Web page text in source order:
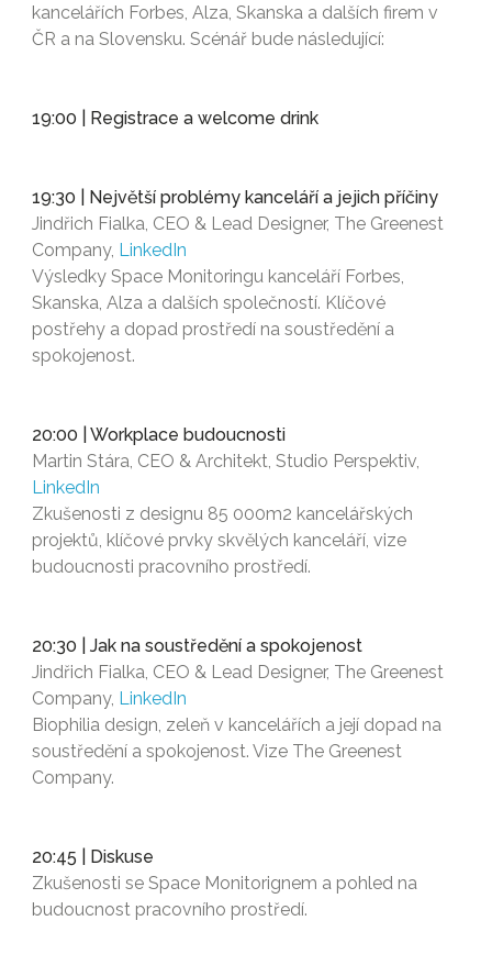
kancelářích Forbes, Alza, Skanska a dalších firem v
ČR a na Slovensku. Scénář bude následující:
19:00 | Registrace a welcome drink
19:30 | Největší problémy kanceláří a jejich příčiny
Jindřich Fialka, CEO & Lead Designer, The Greenest
Company, LinkedIn
Výsledky Space Monitoringu kanceláří Forbes,
Skanska, Alza a dalších společností. Klíčové
postřehy a dopad prostředí na soustředění a
spokojenost.
20:00 | Workplace budoucnosti
Martin Stára, CEO & Architekt, Studio Perspektiv,
LinkedIn
Zkušenosti z designu 85 000m2 kancelářských
projektů, klíčové prvky skvělých kanceláří, vize
budoucnosti pracovního prostředí.
20:30 | Jak na soustředění a spokojenost
Jindřich Fialka, CEO & Lead Designer, The Greenest
Company, LinkedIn
Biophilia design, zeleň v kancelářích a její dopad na
soustředění a spokojenost. Vize The Greenest
Company.
20:45 | Diskuse
Zkušenosti se Space Monitorignem a pohled na
budoucnost pracovního prostředí.